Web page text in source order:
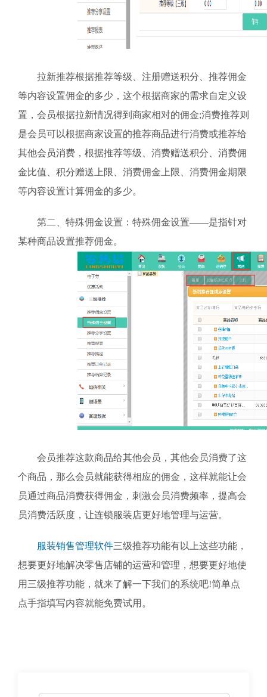
拉新推荐根据推荐等级、注册赠送积分、推荐佣金
等内容设置佣金的多少，这个根据商家的需求自定义设
置，会员根据拉新情况得到商家相对的佣金;消费推荐则
是会员可以根据商家设置的推荐商品进行消费或推荐给
其他会员消费，根据推荐等级、消费赠送积分、消费佣
金比值、积分赠送上限、消费佣金上限、消费佣金期限
等内容设置计算佣金的多少。
第二、特殊佣金设置：特殊佣金设置——是指针对
某种商品设置推荐佣金。
会员推荐这款商品给其他会员，其他会员消费了这
个商品，那么会员就能获得相应的佣金，这样就能让会
员通过商品消费获得佣金，刺激会员消费频率，提高会
员消费活跃度，让连锁服装店更好地管理与运营。
服装销售管理软件三级推荐功能有以上这些功能，
想要更好地解决零售店铺的运营和管理，想要更好地使
用三级推荐功能，就来了解一下我们的系统吧!简单点
点手指填写内容就能免费试用。